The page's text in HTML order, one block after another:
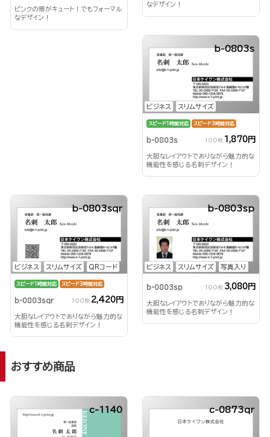
ピンクの帯がキュート！でもフォーマル
なデザイン！
なデザイン！
ビジネス スリムサイズ
b-0803s
スピード1時間対応 スピード3時間対応
b-0803s 100枚 1,870円
大胆なレイアウトでありながら魅力的な
機能性を感じる名刺デザイン！
ビジネス スリムサイズ QRコード
b-0803sqr
スピード1時間対応 スピード3時間対応
b-0803sqr 100枚 2,420円
大胆なレイアウトでありながら魅力的な
機能性を感じる名刺デザイン！
ビジネス スリムサイズ 写真入り
b-0803sp
b-0803sp 100枚 3,080円
大胆なレイアウトでありながら魅力的な
機能性を感じる名刺デザイン！
おすすめ商品
c-1140 c-0873qr